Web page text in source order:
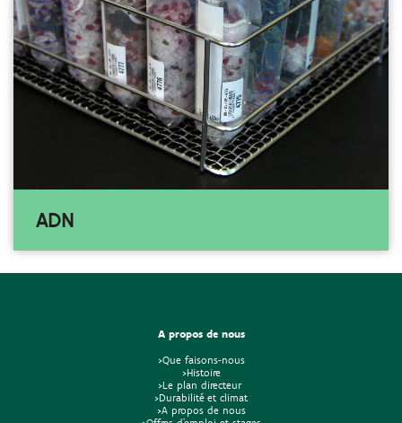
ADN
A propos de nous
>Que faisons-nous
>Histoire
>Le plan directeur
>Durabilité et climat
>A propos de nous